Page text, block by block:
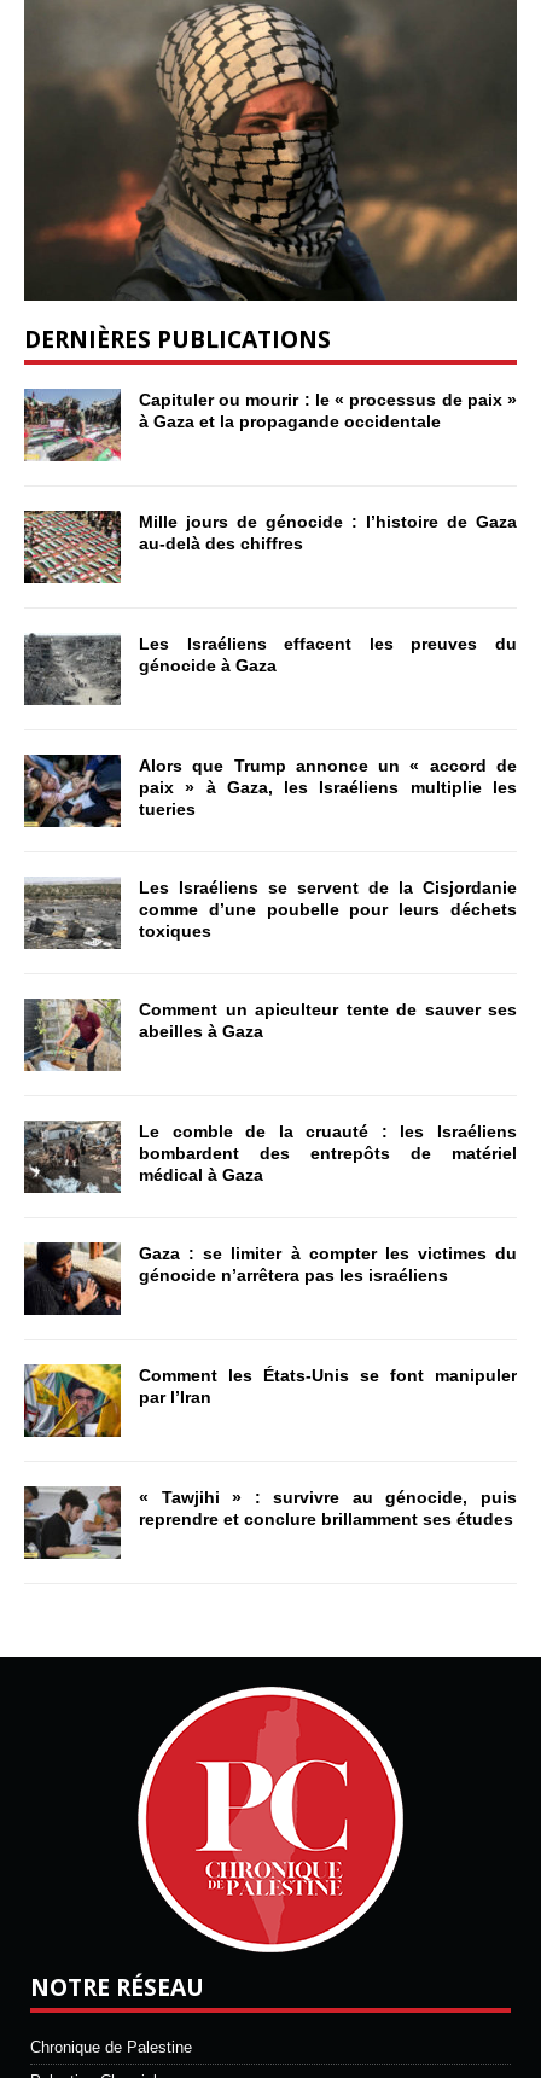
DERNIÈRES PUBLICATIONS
Capituler ou mourir : le « processus de paix »
à Gaza et la propagande occidentale
Mille jours de génocide : l’histoire de Gaza
au-delà des chiffres
Les Israéliens effacent les preuves du
génocide à Gaza
Alors que Trump annonce un « accord de
paix » à Gaza, les Israéliens multiplie les
tueries
Les Israéliens se servent de la Cisjordanie
comme d’une poubelle pour leurs déchets
toxiques
Comment un apiculteur tente de sauver ses
abeilles à Gaza
Le comble de la cruauté : les Israéliens
bombardent des entrepôts de matériel
médical à Gaza
Gaza : se limiter à compter les victimes du
génocide n’arrêtera pas les israéliens
Comment les États-Unis se font manipuler
par l’Iran
« Tawjihi » : survivre au génocide, puis
reprendre et conclure brillamment ses études
NOTRE RÉSEAU
Chronique de Palestine